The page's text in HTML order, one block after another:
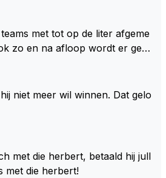
met tot op de liter afgeme
Vettel ooit gediskwalificeerd. J
eens dat ze brandstoof moete
denkt dat ze die ene li
naar bijv. 5 liter en dan di
te tellen. Na x ronden
niet nog 5 maar x liter inzitten.
niet meer wil winnen. Dat gelo
met die herbert, betaald hij jull
met die herbert!